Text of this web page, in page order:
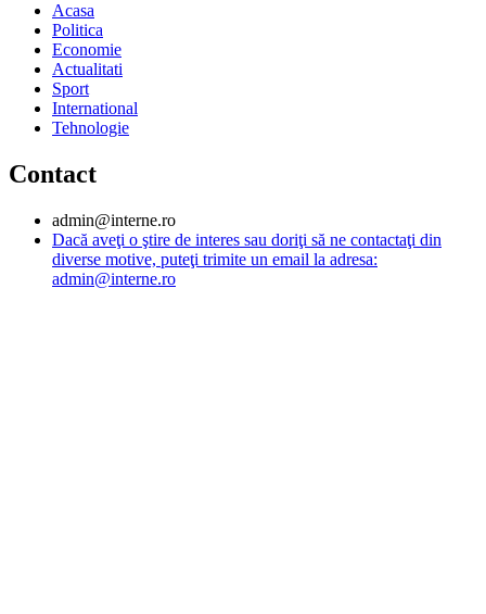
Acasa
Politica
Economie
Actualitati
Sport
International
Tehnologie
Contact
admin@interne.ro
Dacă aveţi o ştire de interes sau doriţi să ne contactaţi din
diverse motive, puteţi trimite un email la adresa:
admin@interne.ro